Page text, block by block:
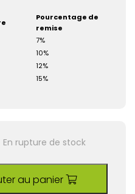
Pourcentage de
remise
7%
10%
12%
15%
En rupture de stock
au panier